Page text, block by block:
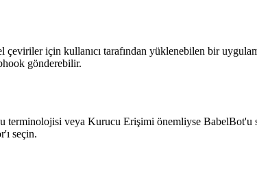
için kullanıcı tarafından yüklenebilen bir
gönderebilir.
veya Kurucu Erişimi önemliyse BabelBot'u
seçin.